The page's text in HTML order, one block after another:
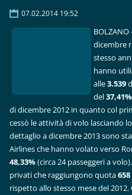
07.02.2014 19:52
dicembre
stesso
hanno
alle3.539
del37,41%
di dicembre 2012 in quanto col
cessò le attività di volo lasciando
dettaglio a dicembre 2013 sono
Airlines che hanno volato verso
48,33%(circa 24 passeggeri a
privati che raggiungono quota658
rispetto allo stesso mese del